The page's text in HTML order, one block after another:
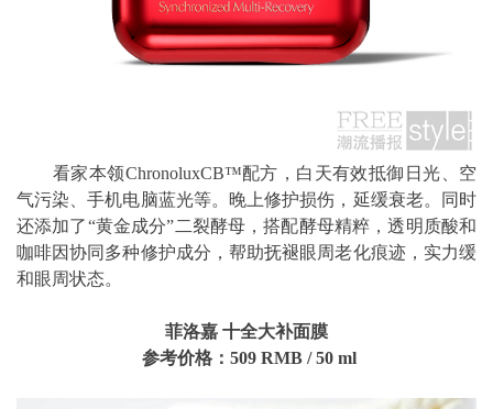
看家本领ChronoluxCB™配方，白天有效抵御日光、空
气污染、手机电脑蓝光等。晚上修护损伤，延缓衰老。同时
还添加了“黄金成分”二裂酵母，搭配酵母精粹，透明质酸和
咖啡因协同多种修护成分，帮助抚褪眼周老化痕迹，实力缓
和眼周状态。
菲洛嘉 十全大补面膜
参考价格：509 RMB/ 50 ml